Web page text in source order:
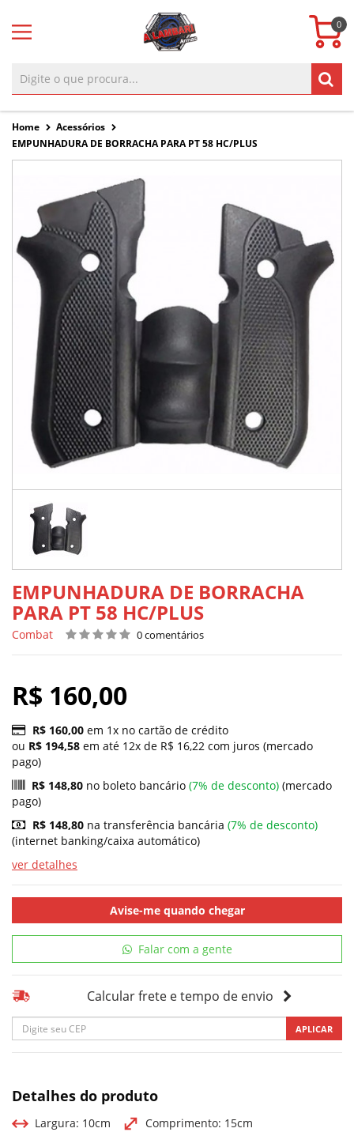
0
Home
Acessórios
EMPUNHADURA DE BORRACHA PARA PT 58 HC/PLUS
EMPUNHADURA DE BORRACHA
PARA PT 58 HC/PLUS
Combat 0 comentários
R$ 160,00
R$ 160,00 em 1x no cartão de crédito
ou R$ 194,58 em até 12x de R$ 16,22 com juros (mercado
pago)
R$ 148,80 no boleto bancário (7% de desconto) (mercado
pago)
R$ 148,80 na transferência bancária (7% de desconto)
(internet banking/caixa automático)
ver detalhes
Avise-me quando chegar
Falar com a gente
Calcular frete e tempo de envio
APLICAR
Detalhes do produto
Largura: 10cm Comprimento: 15cm